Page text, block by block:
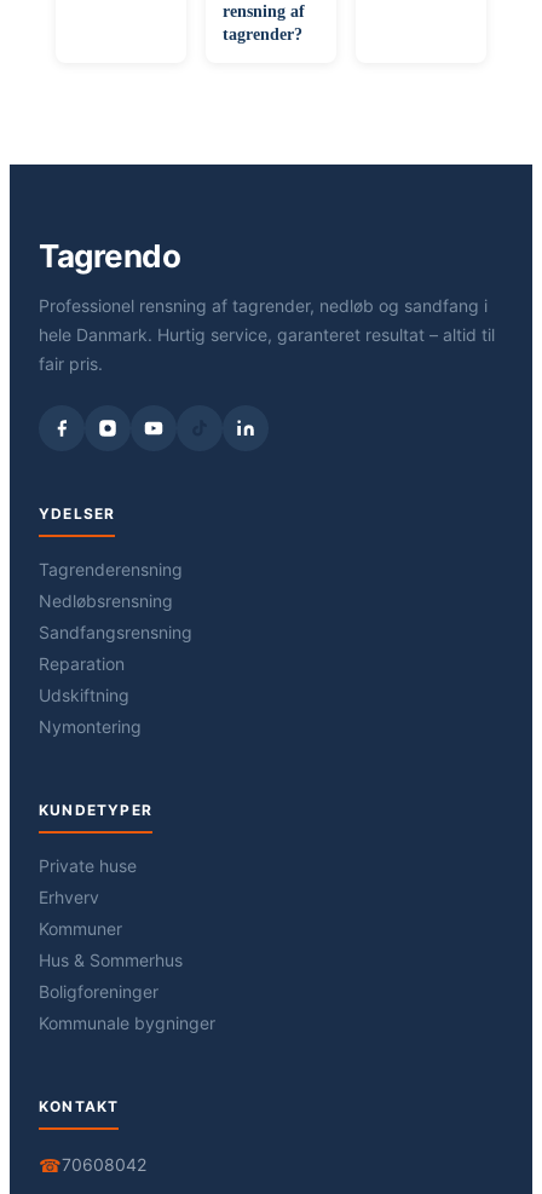
rensning af
tagrender?
Tagrendo
Professionel rensning af tagrender, nedløb og sandfang i
hele Danmark. Hurtig service, garanteret resultat – altid til
fair pris.
YDELSER
Tagrenderensning
Nedløbsrensning
Sandfangsrensning
Reparation
Udskiftning
Nymontering
KUNDETYPER
Private huse
Erhverv
Kommuner
Hus & Sommerhus
Boligforeninger
Kommunale bygninger
KONTAKT
☎70608042